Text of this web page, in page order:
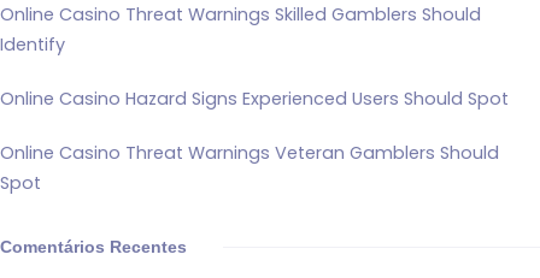
Online Casino Threat Warnings Skilled Gamblers Should
Identify
Online Casino Hazard Signs Experienced Users Should Spot
Online Casino Threat Warnings Veteran Gamblers Should
Spot
Comentários Recentes